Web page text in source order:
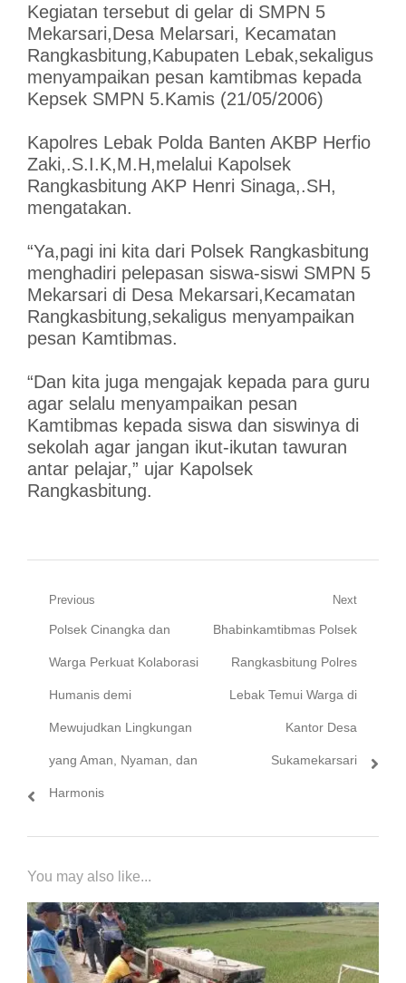
Kegiatan tersebut di gelar di SMPN 5
Mekarsari,Desa Melarsari, Kecamatan
Rangkasbitung,Kabupaten Lebak,sekaligus
menyampaikan pesan kamtibmas kepada
Kepsek SMPN 5.Kamis (21/05/2006)
Kapolres Lebak Polda Banten AKBP Herfio
Zaki,.S.I.K,M.H,melalui Kapolsek
Rangkasbitung AKP Henri Sinaga,.SH,
mengatakan.
“Ya,pagi ini kita dari Polsek Rangkasbitung
menghadiri pelepasan siswa-siswi SMPN 5
Mekarsari di Desa Mekarsari,Kecamatan
Rangkasbitung,sekaligus menyampaikan
pesan Kamtibmas.
“Dan kita juga mengajak kepada para guru
agar selalu menyampaikan pesan
Kamtibmas kepada siswa dan siswinya di
sekolah agar jangan ikut-ikutan tawuran
antar pelajar,” ujar Kapolsek
Rangkasbitung.
Navigasi
pos
Previous
Previous
post:
Polsek Cinangka dan
Warga Perkuat Kolaborasi
Humanis demi
Mewujudkan Lingkungan
yang Aman, Nyaman, dan
Harmonis
Next
Next
post:
Bhabinkamtibmas Polsek
Rangkasbitung Polres
Lebak Temui Warga di
Kantor Desa
Sukamekarsari
You may also like...